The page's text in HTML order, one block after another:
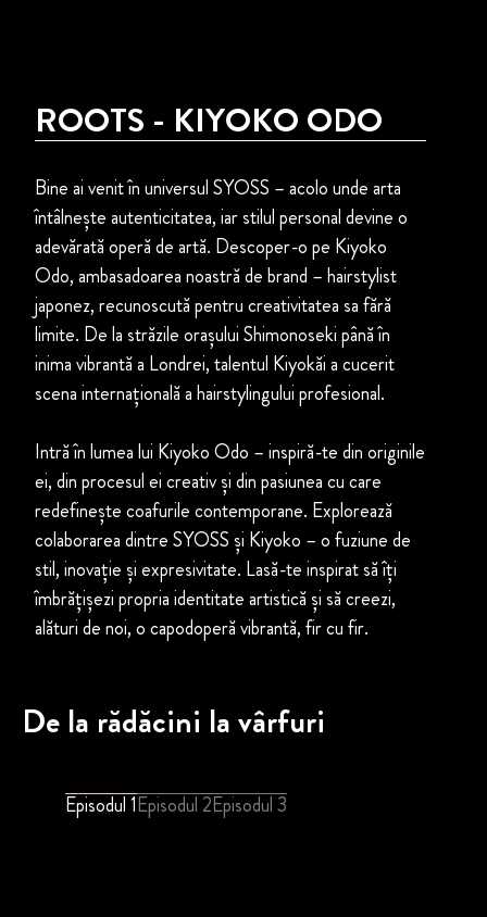
ROOTS - KIYOKO ODO
Bine ai venit în universul SYOSS – acolo unde arta
întâlnește autenticitatea, iar stilul personal devine o
adevărată operă de artă. Descoper-o pe Kiyoko
Odo, ambasadoarea noastră de brand – hairstylist
japonez, recunoscută pentru creativitatea sa fără
limite. De la străzile orașului Shimonoseki până în
inima vibrantă a Londrei, talentul Kiyokăi a cucerit
scena internațională a hairstylingului profesional.
Intră în lumea lui Kiyoko Odo – inspiră-te din originile
ei, din procesul ei creativ și din pasiunea cu care
redefinește coafurile contemporane. Explorează
colaborarea dintre SYOSS și Kiyoko – o fuziune de
stil, inovație și expresivitate. Lasă-te inspirat să îți
îmbrățișezi propria identitate artistică și să creezi,
alături de noi, o capodoperă vibrantă, fir cu fir.
De la rădăcini la vârfuri
Episodul 1Episodul 2Episodul 3